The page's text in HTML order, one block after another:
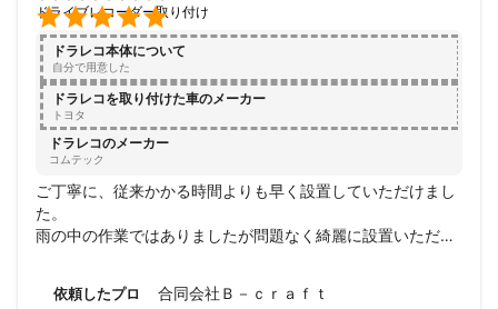

ドライブレコーダー取り付け
ドラレコ本体について
自分で用意した
ドラレコを取り付けた車のメーカー
トヨタ
ドラレコのメーカー
コムテック
ご丁寧に、従来かかる時間よりも早く設置していただけまし
た。
雨の中の作業ではありましたが問題なく綺麗に設置いただけ
依頼したプロ 合同会社Ｂ－ｃｒａｆｔ